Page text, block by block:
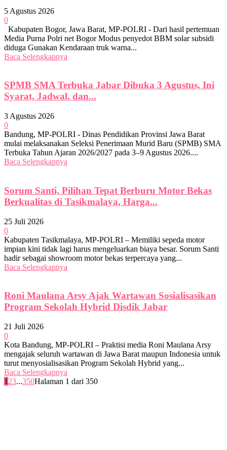
5 Agustus 2026
0
Kabupaten Bogor, Jawa Barat, MP-POLRI - Dari hasil pertemuan
Media Purna Polri net Bogor Modus penyedot BBM solar subsidi
diduga Gunakan Kendaraan truk warna...
Baca Selengkapnya
SPMB SMA Terbuka Jabar Dibuka 3 Agustus, Ini
Syarat, Jadwal, dan...
3 Agustus 2026
0
Bandung, MP-POLRI - Dinas Pendidikan Provinsi Jawa Barat
mulai melaksanakan Seleksi Penerimaan Murid Baru (SPMB) SMA
Terbuka Tahun Ajaran 2026/2027 pada 3–9 Agustus 2026....
Baca Selengkapnya
Sorum Santi, Pilihan Tepat Berburu Motor Bekas
Berkualitas di Tasikmalaya, Harga...
25 Juli 2026
0
Kabupaten Tasikmalaya, MP-POLRI – Memiliki sepeda motor
impian kini tidak lagi harus mengeluarkan biaya besar. Sorum Santi
hadir sebagai showroom motor bekas terpercaya yang...
Baca Selengkapnya
Roni Maulana Arsy Ajak Wartawan Sosialisasikan
Program Sekolah Hybrid Disdik Jabar
21 Juli 2026
0
Kota Bandung, MP-POLRI – Praktisi media Roni Maulana Arsy
mengajak seluruh wartawan di Jawa Barat maupun Indonesia untuk
turut menyosialisasikan Program Sekolah Hybrid yang...
Baca Selengkapnya
1 23...350Halaman 1 dari 350